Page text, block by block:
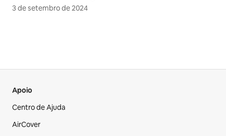
3 de setembro de 2024
Apoio
Centro de Ajuda
AirCover